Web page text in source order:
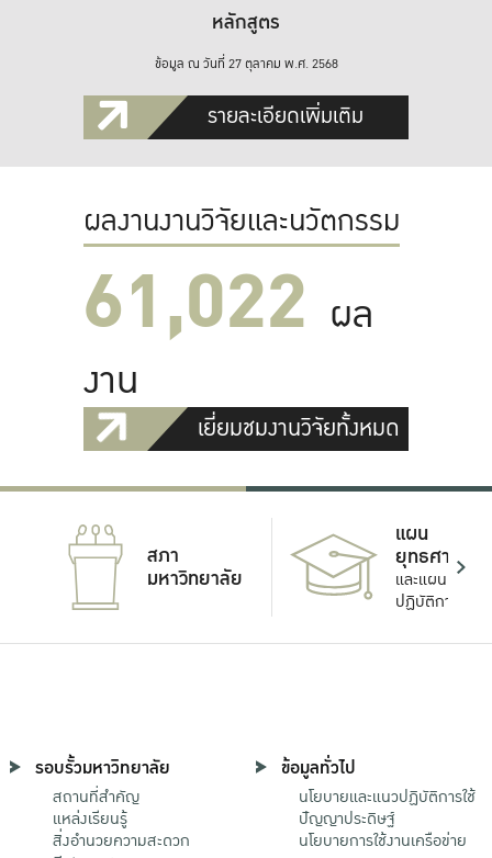
หลักสูตร
ข้อมูล ณ วันที่ 27 ตุลาคม พ.ศ. 2568
รายละเอียดเพิ่มเติม
ผลงานงานวิจัยและนวัตกรรม
61,022 ผล
งาน
เยี่ยมชมงานวิจัยทั้งหมด
สภา
มหาวิทยาลัย
แผน
ยุทธศาสตร์
และแผน
ปฏิบัติการ
รอบรั้วมหาวิทยาลัย
สถานที่สำคัญ
แหล่งเรียนรู้
สิ่งอำนวยความสะดวก
ข้อมูลทั่วไป
นโยบายและแนวปฏิบัติการใช้
ปัญญาประดิษฐ์
นโยบายการใช้งานเครือข่าย